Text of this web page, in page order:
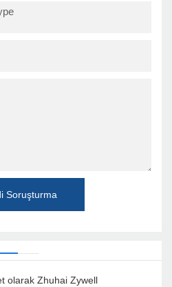
Soruşturma
olarak Zhuhai Zywell